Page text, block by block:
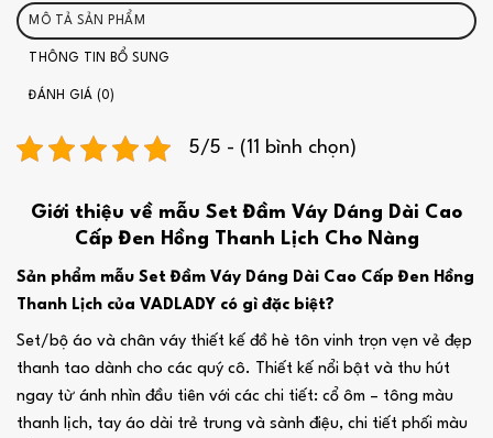
MÔ TẢ SẢN PHẨM
THÔNG TIN BỔ SUNG
ĐÁNH GIÁ (0)
5/5 - (11 bình chọn)
Giới thiệu về mẫu Set Đầm Váy Dáng Dài Cao
Cấp Đen Hồng Thanh Lịch Cho Nàng
Sản phẩm mẫu Set Đầm Váy Dáng Dài Cao Cấp Đen Hồng
Thanh Lịch của VADLADY có gì đặc biệt?
Set/bộ áo và chân váy thiết kế đồ hè tôn vinh trọn vẹn vẻ đẹp
thanh tao dành cho các quý cô. Thiết kế nổi bật và thu hút
ngay từ ánh nhìn đầu tiên với các chi tiết: cổ ôm – tông màu
thanh lịch, tay áo dài trẻ trung và sành điệu, chi tiết phối màu